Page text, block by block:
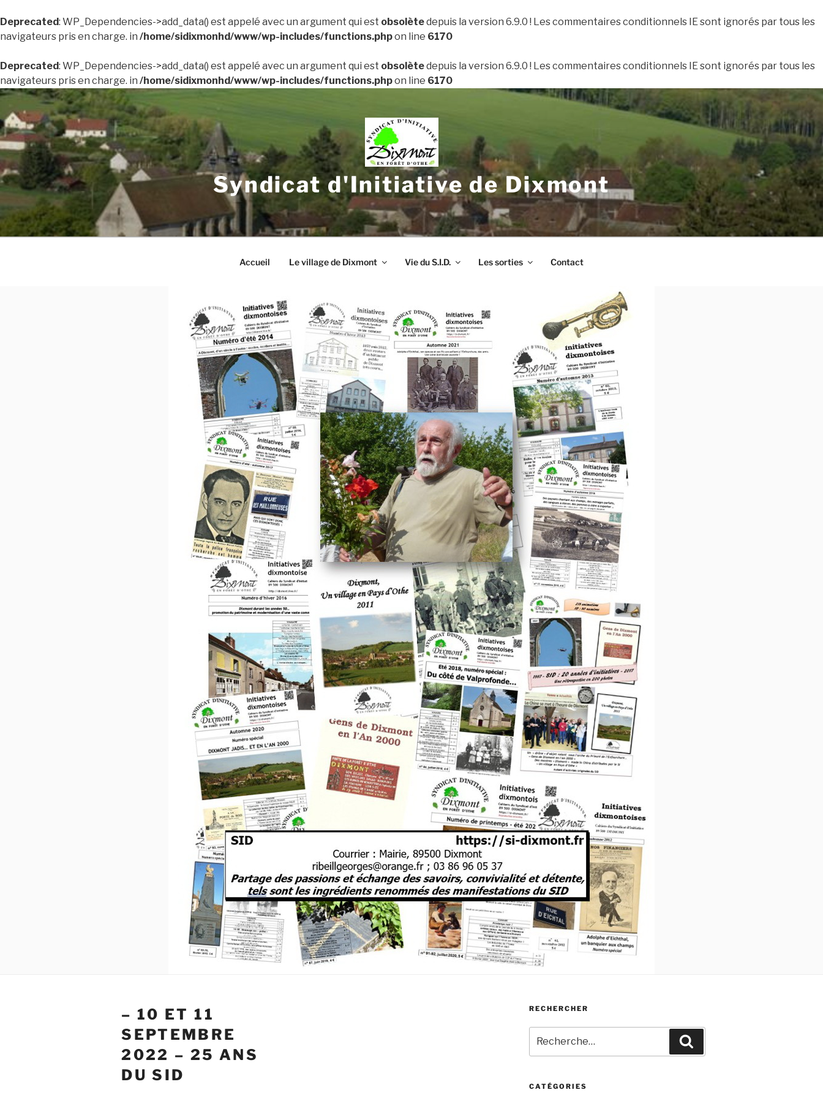
Deprecated: WP_Dependencies->add_data() est appelé avec un argument qui est obsolètedepuis la version 6.9.0 ! Les commentaires conditionnels IE sont ignorés par tous les
navigateurs pris en charge. in /home/sidixmonhd/www/wp-includes/functions.phpon line 6170
Deprecated: WP_Dependencies->add_data() est appelé avec un argument qui est obsolètedepuis la version 6.9.0 ! Les commentaires conditionnels IE sont ignorés par tous les
navigateurs pris en charge. in /home/sidixmonhd/www/wp-includes/functions.phpon line 6170
Aller
contenu
principal
Syndicat d'Initiative de Dixmont
Accueil Le village de Dixmont Vie du S.I.D. Les sorties Contact
– 10 ET 11
SEPTEMBRE
2022 – 25 ANS
DU SID
RECHERCHER
pour
:
CATÉGORIES